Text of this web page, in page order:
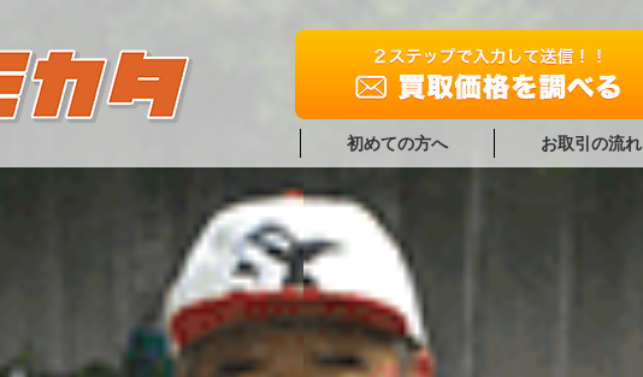
初めての方へ お取引の流れ